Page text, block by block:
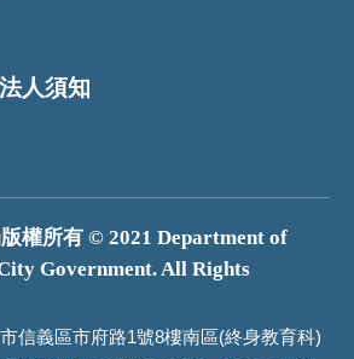
人須知
權所有 © 2021 Department of
Government. All Rights
信義區市府路1號8樓南區(終身教育科)